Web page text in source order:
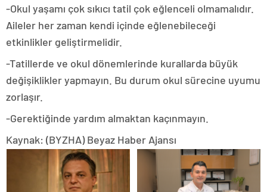
-Okul yaşamı çok sıkıcı tatil çok eğlenceli olmamalıdır.
Aileler her zaman kendi içinde eğlenebileceği
etkinlikler geliştirmelidir.
-Tatillerde ve okul dönemlerinde kurallarda büyük
değişiklikler yapmayın. Bu durum okul sürecine uyumu
zorlaşır.
-Gerektiğinde yardım almaktan kaçınmayın.
Kaynak: (BYZHA) Beyaz Haber Ajansı